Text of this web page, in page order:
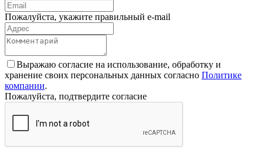
Пожалуйста, укажите правильный e-mail
Выражаю согласие на использование, обработку и
хранение своих персональных данных согласно Политике
компании.
Пожалуйста, подтвердите согласие